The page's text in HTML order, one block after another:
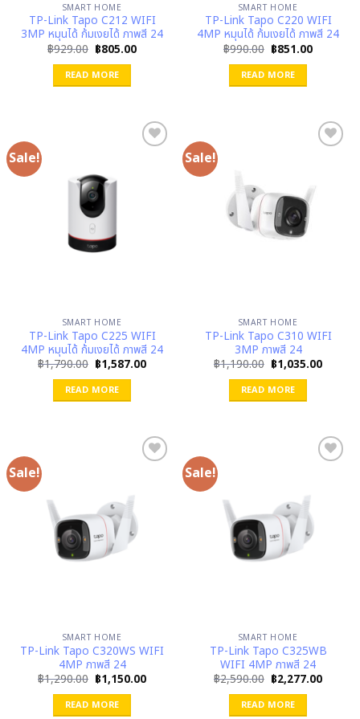
SMART HOME
TP-Link Tapo C212 WIFI
3MP หมุนได้ ก้มเงยได้ ภาพสี 24
฿929.00 Original
price
was:
฿929.00.
฿805.00Current
READ MORE
SMART HOME
TP-Link Tapo C220 WIFI
4MP หมุนได้ ก้มเงยได้ ภาพสี 24
฿990.00 Original
price
was:
฿990.00.
฿851.00Current
READ MORE
Sale!
SMART HOME
TP-Link Tapo C225 WIFI
4MP หมุนได้ ก้มเงยได้ ภาพสี 24
฿1,790.00 Original
price
was:
฿1,790.00.
฿1,587.00Current
READ MORE
Sale!
SMART HOME
TP-Link Tapo C310 WIFI
3MP ภาพสี 24
฿1,190.00 Original
price
was:
฿1,190.00.
฿1,035.00Current
READ MORE
Sale!
SMART HOME
TP-Link Tapo C320WS WIFI
4MP ภาพสี 24
฿1,290.00 Original
price
was:
฿1,290.00.
฿1,150.00Current
READ MORE
Sale!
SMART HOME
TP-Link Tapo C325WB
WIFI 4MP ภาพสี 24
฿2,590.00 Original
price
was:
฿2,590.00.
฿2,277.00Current
READ MORE